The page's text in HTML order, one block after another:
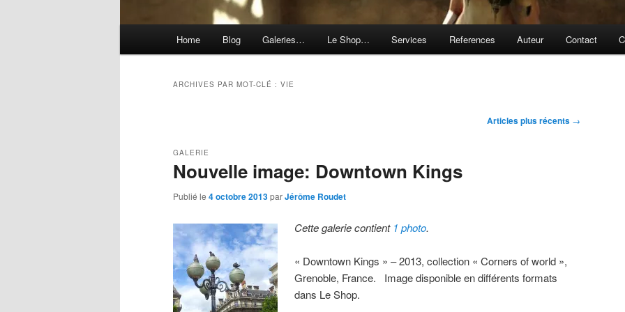
Home Blog Galeries… Le Shop… Services References Auteur Contact
ARCHIVES PAR MOT-CLÉ : VIE
articles
Articles plus récents →
Nouvelle image: Downtown Kings
GALERIE
Publié le 4 octobre 2013parJérôme Roudet
Cette galerie contient 1 photo.
« Downtown Kings » – 2013, collection « Corners of world »,
Grenoble, France. Image disponible en différents formats
dans Le Shop.